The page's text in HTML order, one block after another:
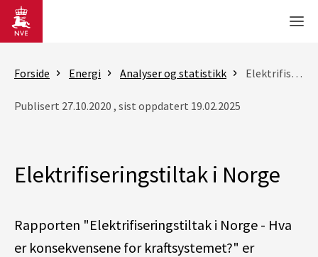
Gå til hovedinnhold
Forside Energi Analyser og statistikk Elektrifiseringstiltak i Norge
Publisert 27.10.2020 , sist oppdatert 19.02.2025
Elektrifiseringstiltak i Norge
Rapporten "Elektrifiseringstiltak i Norge - Hva
er konsekvensene for kraftsystemet?" er